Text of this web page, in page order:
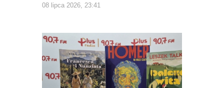
08 lipca 2026, 23:41